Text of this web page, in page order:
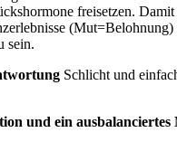
freisetzen.
sein.
Schlicht und
und ein ausbalanciertes